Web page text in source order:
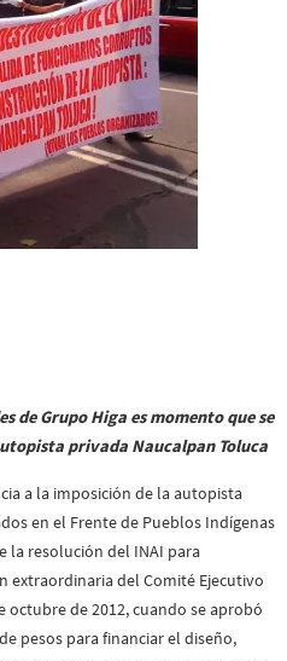
de Grupo Higa es momento que se
privada Naucalpan Toluca
a la imposición de la autopista
en el Frente de Pueblos Indígenas
la resolución del INAI para
extraordinaria del Comité Ejecutivo
octubre de 2012, cuando se aprobó
pesos para financiar el diseño,